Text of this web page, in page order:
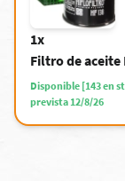
1x
Filtro de
Disponible [143 en
prevista 12/8/26